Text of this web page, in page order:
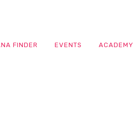
FINDER EVENTS ACADEMY